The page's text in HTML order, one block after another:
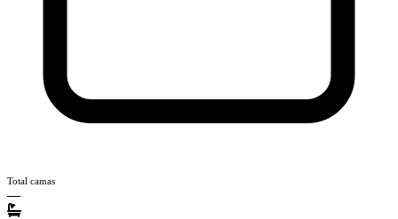
Total camas
—